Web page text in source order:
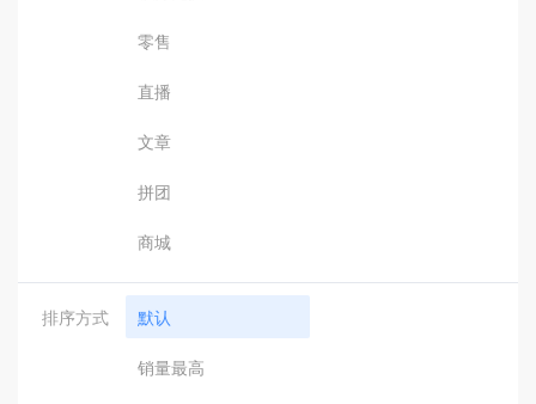
零售
直播
文章
拼团
商城
排序方式 默认
销量最高